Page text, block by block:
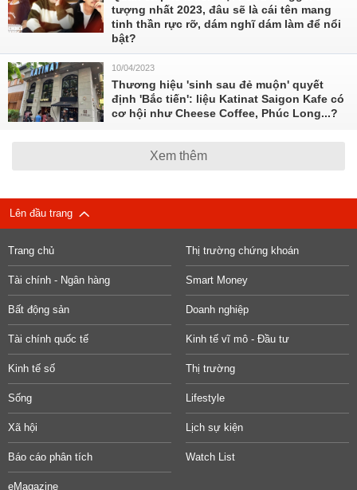
tượng nhất 2023, đâu sẽ là cái tên mang
tinh thần rực rỡ, dám nghĩ dám làm để nổi
bật?
10/04/2023
Thương hiệu 'sinh sau đẻ muộn' quyết
định 'Bắc tiến': liệu Katinat Saigon Kafe có
cơ hội như Cheese Coffee, Phúc Long...?
Xem thêm
Lên đầu trang
Trang chủ Thị trường chứng khoán
Tài chính - Ngân hàng Smart Money
Bất động sản Doanh nghiệp
Tài chính quốc tế Kinh tế vĩ mô - Đầu tư
Kinh tế số Thị trường
Sống Lifestyle
Xã hội Lịch sự kiện
Báo cáo phân tích Watch List
eMagazine